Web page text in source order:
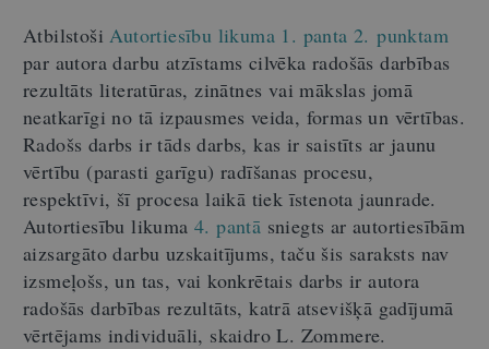
Atbilstoši Autortiesību likuma 1. panta 2. punktam
par autora darbu atzīstams cilvēka radošās darbības
rezultāts literatūras, zinātnes vai mākslas jomā
neatkarīgi no tā izpausmes veida, formas un vērtības.
Radošs darbs ir tāds darbs, kas ir saistīts ar jaunu
vērtību (parasti garīgu) radīšanas procesu,
respektīvi, šī procesa laikā tiek īstenota jaunrade.
Autortiesību likuma 4. pantā sniegts ar autortiesībām
aizsargāto darbu uzskaitījums, taču šis saraksts nav
izsmeļošs, un tas, vai konkrētais darbs ir autora
radošās darbības rezultāts, katrā atsevišķā gadījumā
vērtējams individuāli, skaidro L. Zommere.